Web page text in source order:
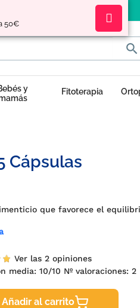
50€

y
Fitoterapia
Cápsulas
que favorece el
Ver las 2 opiniones
media: 10/10 Nº valoraciones: 2
Añadir al carrito